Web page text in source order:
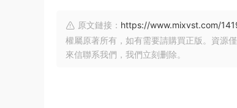
原文鏈接： https://www.mixvst.com/
權屬原著所有，如有需要請購買正版。資源
來信聯系我們，我們立刻删除。